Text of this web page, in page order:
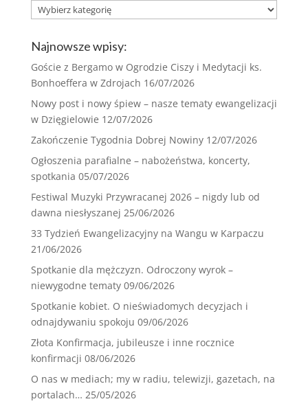
Rodzaj:
Najnowsze wpisy:
Goście z Bergamo w Ogrodzie Ciszy i Medytacji ks.
Bonhoeffera w Zdrojach 16/07/2026
Nowy post i nowy śpiew – nasze tematy ewangelizacji
w Dzięgielowie 12/07/2026
Zakończenie Tygodnia Dobrej Nowiny 12/07/2026
Ogłoszenia parafialne – nabożeństwa, koncerty,
spotkania 05/07/2026
Festiwal Muzyki Przywracanej 2026 – nigdy lub od
dawna niesłyszanej 25/06/2026
33 Tydzień Ewangelizacyjny na Wangu w Karpaczu
21/06/2026
Spotkanie dla mężczyzn. Odroczony wyrok –
niewygodne tematy 09/06/2026
Spotkanie kobiet. O nieświadomych decyzjach i
odnajdywaniu spokoju 09/06/2026
Złota Konfirmacja, jubileusze i inne rocznice
konfirmacji 08/06/2026
O nas w mediach; my w radiu, telewizji, gazetach, na
portalach… 25/05/2026